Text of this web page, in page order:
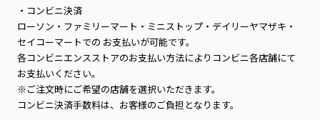
・コンビニ決済
ローソン・ファミリーマート・ミニストップ・デイリーヤマザキ・
セイコーマートでの お支払いが可能です。
各コンビニエンスストアのお支払い方法によりコンビニ各店舗にて
お支払いください。
※ご注文時にご希望の店舗を選択いただきます。
コンビニ決済手数料は、お客様のご負担となります。